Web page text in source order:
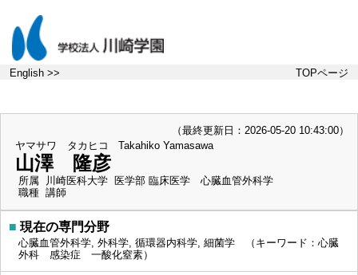
English >> TOPページ
（最終更新日：2026-05-20 10:43:00）
ヤマサワ タカヒコ
Takahiko Yamasawa
山澤 隆彦
所属
川崎医科大学 医学部 臨床医学 心臓血管外科学
職種 講師
■ 現在の専門分野
心臓血管外科学, 外科学, 循環器内科学, 細菌学 （キーワード：心臓
外科 感染症 一酸化窒素）